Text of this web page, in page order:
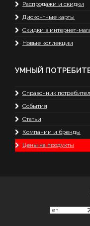
Распродажи и скидки
Дисконтные карты
Скидки в интернет-
Новые коллекции
УМНЫЙ
Справочник
События
Статьи
Компании и бренды
Цены на продукты